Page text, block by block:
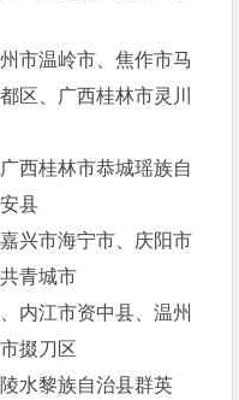
市温岭市、焦作市马
区、广西桂林市灵川
西桂林市恭城瑶族自
县
兴市海宁市、庆阳市
青城市
内江市资中县、温州
掇刀区
水黎族自治县群英